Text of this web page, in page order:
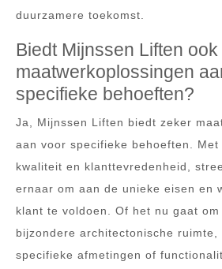
duurzamere toekomst.
Biedt Mijnssen Liften ook
maatwerkoplossingen
specifieke behoeften?
Ja, Mijnssen Liften biedt zeker
aan voor specifieke behoeften. Met
kwaliteit en klanttevredenheid,
ernaar om aan de unieke eisen en
klant te voldoen. Of het nu gaat
bijzondere architectonische ruimte,
specifieke afmetingen of